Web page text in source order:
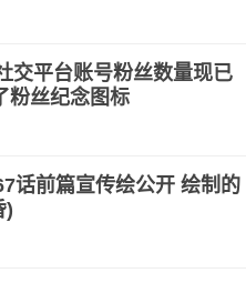
交平台账号粉丝数量现已
粉丝纪念图标
话前篇宣传绘公开 绘制的
)